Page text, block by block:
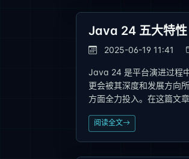
Java 24 五大特性
2025-06-19 11:41
Java 24 是平台演进过程
更会被其深度和发展方向
方面全力投入。在这篇文
阅读全文